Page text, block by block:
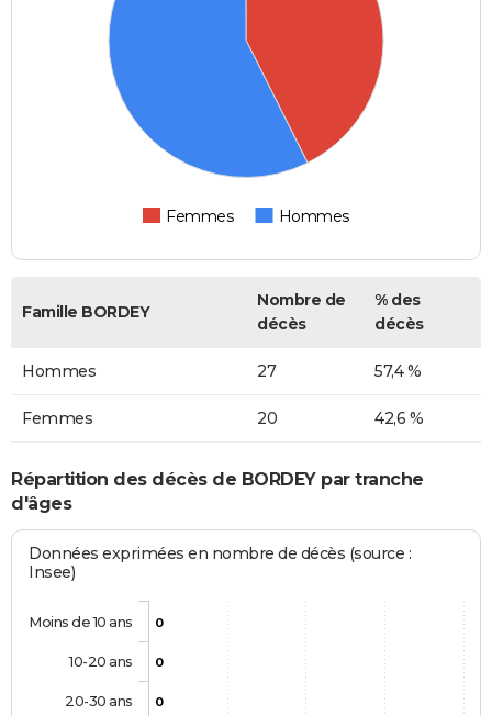
Femmes Hommes
Famille BORDEY
Nombre de
décès
% des
décès
Hommes 27 57,4 %
Femmes 20 42,6 %
Répartition des décès de BORDEY par tranche
d'âges
Données exprimées en nombre de décès (source :
Insee)
0
0
0
Moins de 10 ans
10-20 ans
20-30 ans